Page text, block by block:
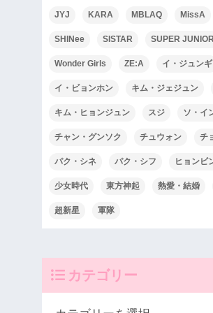
JYJ KARA MBLAQ MissA
SHINee SISTAR SUPER JUNIOR
Wonder Girls ZE:A イ・ジュンギ
イ・ビョンホン キム・ジェジュン
キム・ヒョンジュン スジ ソ・イ
チャン・グンソク チュウォン チ
パク・シネ パク・シフ ヒョンビ
少女時代 東方神起 熱愛・結婚
超新星 軍隊
カテゴリー